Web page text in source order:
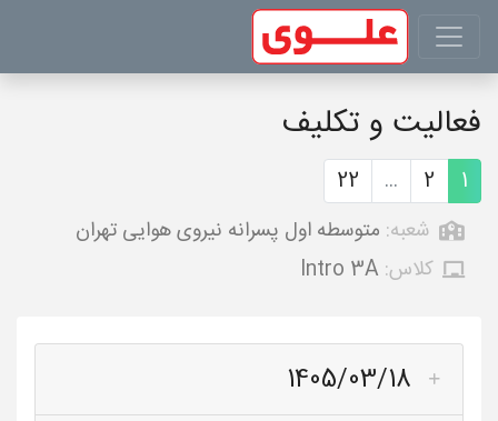
فعالیت و تکلیف
1
2
...
22
شعبه: متوسطه اول پسرانه نیروی هوایی تهران
کلاس: Intro 3A
1405/03/18